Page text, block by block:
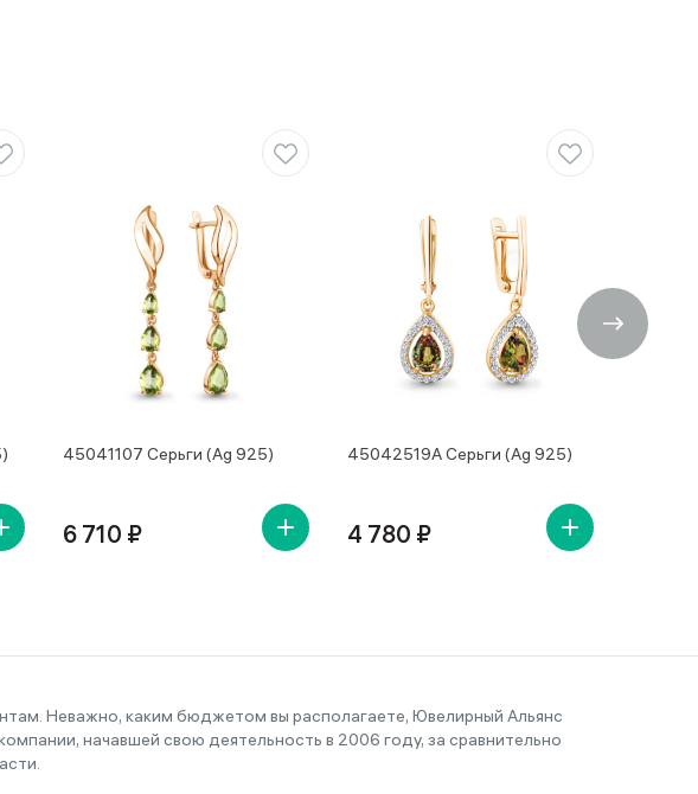
45041107 Серьги (Ag 925)
6 710 ₽
45042519А Серьги (Ag 925)
4 780 ₽
Неважно, каким бюджетом вы располагаете, Ювелирный Альянс
начавшей свою деятельность в 2006 году, за сравнительно